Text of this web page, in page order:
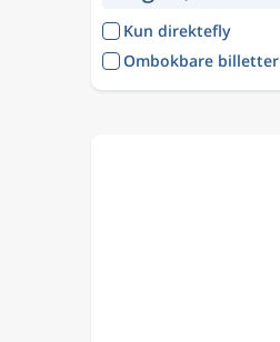
Kun direktefly
Ombokbare billetter